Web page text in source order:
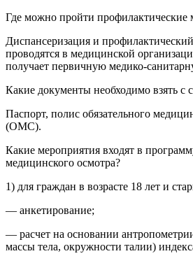
Где можно пройти профилактические
Диспансеризация и
проводятся в медицинской
получает первичную медико-
Какие документы необходимо взять с
Паспорт, полис обязательного
(ОМС).
Какие мероприятия входят в
медицинского осмотра?
1) для граждан в возрасте 18 лет и
— анкетирование;
— расчет на основании
массы тела, окружности талии)